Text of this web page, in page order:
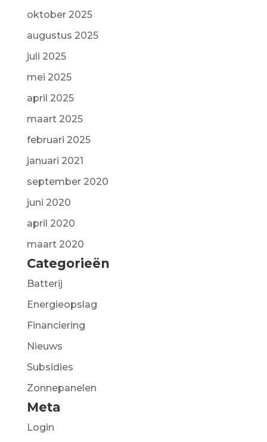
oktober 2025
augustus 2025
juli 2025
mei 2025
april 2025
maart 2025
februari 2025
januari 2021
september 2020
juni 2020
april 2020
maart 2020
Categorieën
Batterij
Energieopslag
Financiering
Nieuws
Subsidies
Zonnepanelen
Meta
Login